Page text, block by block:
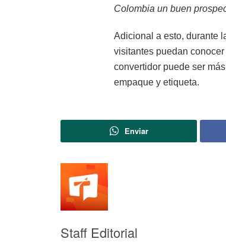
Colombia un buen
Adicional a esto, durante
visitantes puedan
convertidor puede ser
empaque y etiqueta.
Enviar
Staff Editorial